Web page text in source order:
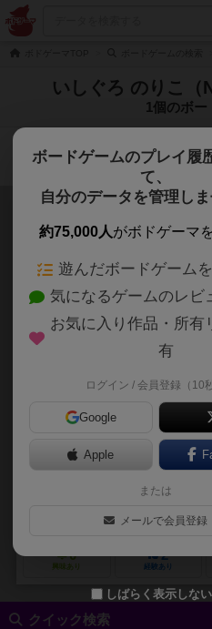
いしぐろ のりこ（
1個のボー
検索
ねこげ
Neko
5～10分
作品説明文の
島田 秀和（Hidekazu Shimada
いしぐろ のりこ（Noriko
あそびば（ASOVIVA）
0
興味あり
2
経験あり
クイック検索
ボードゲームのプレイ履
て、
自分のデータを管理し
約75,000人がボドゲーマ
遊んだボードゲーム
気になるゲームのレビ
お気に入り作品・所有
有
ログイン / 会員登録（10秒
Google
Apple
または
メールで会員登録
しばらく表示しない